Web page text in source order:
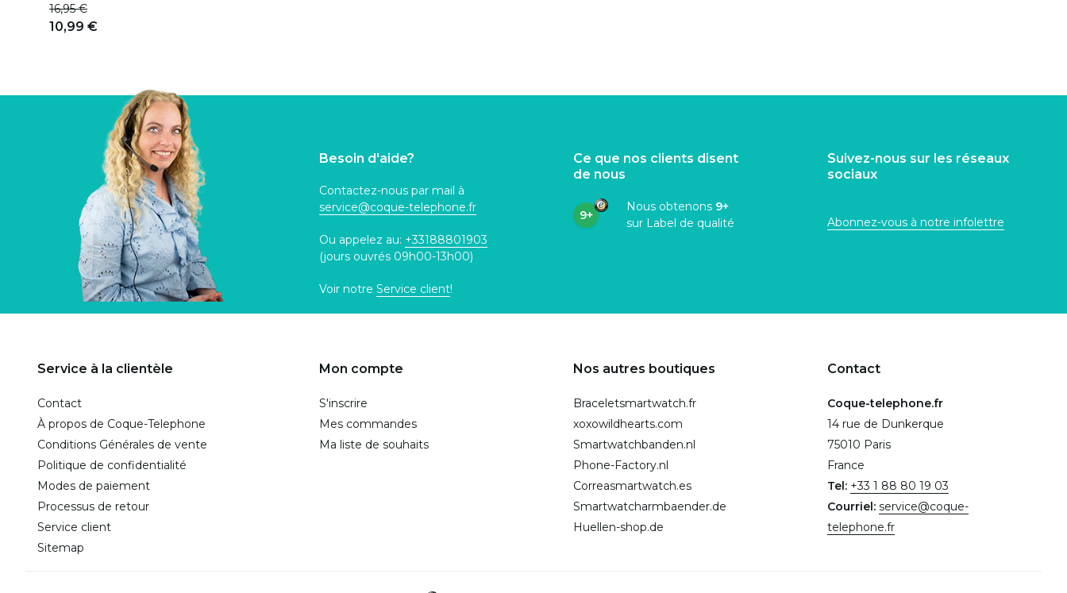
16,95 €
10,99 €
Besoin d'aide?
Contactez-nous par mail à
service@coque-telephone.fr
Ou appelez au: +33188801903
(jours ouvrés 09h00-13h00)
Voir notre Service client!
Ce que nos clients disent
de nous
9+
Nous obtenons 9+
sur Label de qualité
Suivez-nous sur les réseaux
sociaux
Abonnez-vous à notre infolettre
Service à la clientèle
Contact
À propos de Coque-Telephone
Conditions Générales de vente
Politique de confidentialité
Modes de paiement
Processus de retour
Service client
Sitemap
Mon compte
S'inscrire
Mes commandes
Ma liste de souhaits
Nos autres boutiques
Braceletsmartwatch.fr
xoxowildhearts.com
Smartwatchbanden.nl
Phone-Factory.nl
Correasmartwatch.es
Smartwatcharmbaender.de
Huellen-shop.de
Contact
Coque-telephone.fr
14 rue de Dunkerque
75010 Paris
France
Tel: +33 1 88 80 19 03
Courriel: service@coque-
telephone.fr